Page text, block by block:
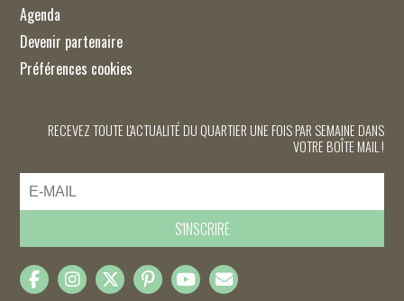
Agenda
Devenir partenaire
Préférences cookies
RECEVEZ TOUTE L'ACTUALITÉ DU QUARTIER UNE FOIS PAR SEMAINE DANS
VOTRE BOÎTE MAIL !